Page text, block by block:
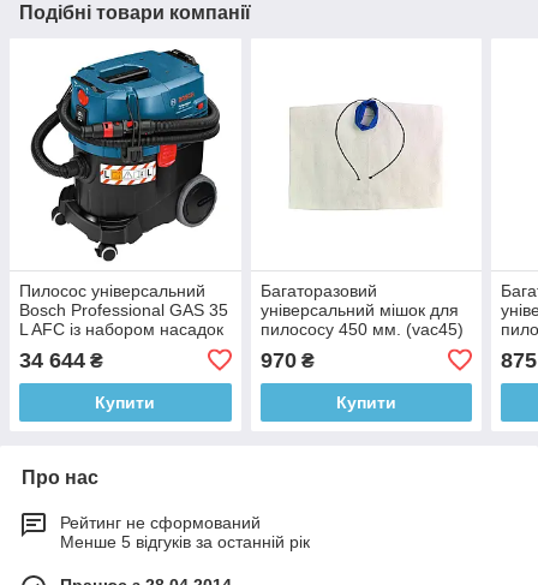
Подібні товари компанії
Пилосос універсальний
Bosch Professional GAS 35
L AFC із набором насадок
для підлоги та щілинною
насадкою (06019C3200)
34 644 ₴
Купити
Багаторазовий
універсальний мішок для
пилососу 450 мм. (vac45)
970₴
Купити
875
Про нас
Рейтинг не сформований
Менше 5 відгуків за останній рік